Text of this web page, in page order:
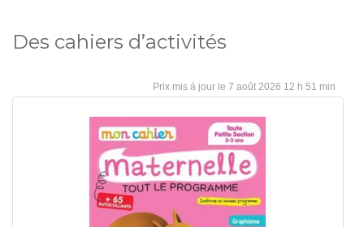
Des cahiers d’activités
7 août 2026 12 h 51 min